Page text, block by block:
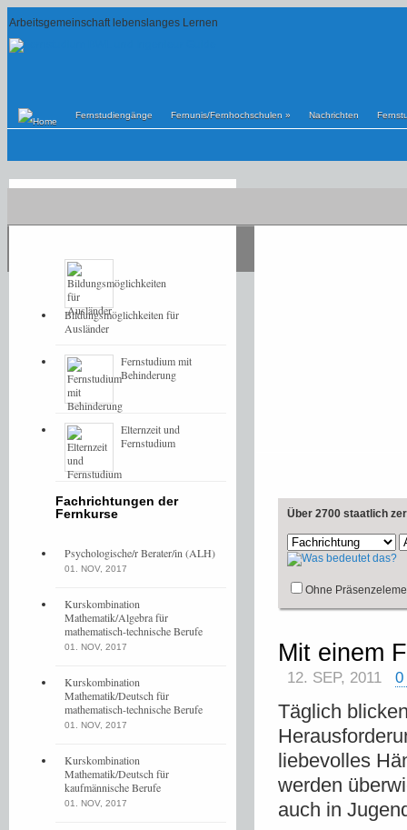
Arbeitsgemeinschaft lebenslanges Lernen
Fernstudiengänge Fernunis/Fernhochschulen » Nachrichten
Über 2700 staatlich
Ohne
Mit einem
12. SEP, 2011 0
Täglich
liebevolles
werden
auch in
Bildungsmöglichkeiten für
Ausländer
Fernstudium mit
Behinderung
Elternzeit und
Fernstudium
Fachrichtungen der
Fernkurse
Psychologische/r Berater/in (ALH)
01. NOV, 2017
Kurskombination
Mathematik/Algebra für
mathematisch-technische Berufe
01. NOV, 2017
Kurskombination
Mathematik/Deutsch für
mathematisch-technische Berufe
01. NOV, 2017
Kurskombination
Mathematik/Deutsch für
kaufmännische Berufe
01. NOV, 2017